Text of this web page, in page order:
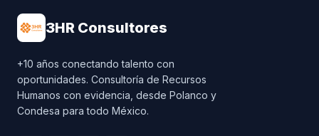
3HR Consultores
+10 años conectando talento con
oportunidades. Consultoría de Recursos
Humanos con evidencia, desde Polanco y
Condesa para todo México.